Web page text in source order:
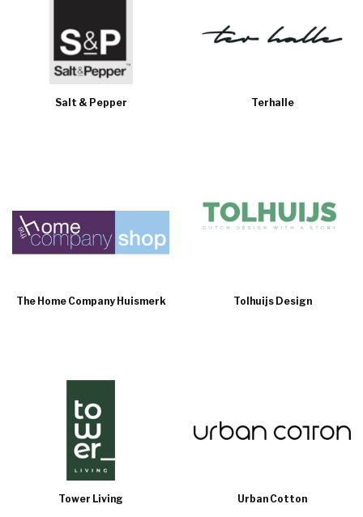
Salt & Pepper Terhalle
The Home Company Huismerk Tolhuijs Design
Tower Living Urban Cotton